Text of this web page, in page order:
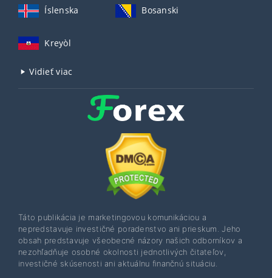
Íslenska Bosanski
Kreyòl
Vidieť viac
Táto publikácia je marketingovou komunikáciou a
nepredstavuje investičné poradenstvo ani prieskum. Jeho
obsah predstavuje všeobecné názory našich odborníkov a
nezohľadňuje osobné okolnosti jednotlivých čitateľov,
investičné skúsenosti ani aktuálnu finančnú situáciu.